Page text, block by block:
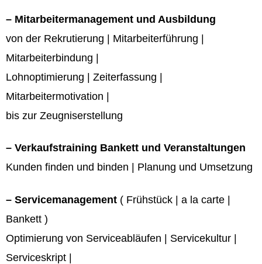
– Mitarbeitermanagement und Ausbildung
von der Rekrutierung | Mitarbeiterführung |
Mitarbeiterbindung |
Lohnoptimierung | Zeiterfassung |
Mitarbeitermotivation |
bis zur Zeugniserstellung
– Verkaufstraining Bankett und Veranstaltungen
Kunden finden und binden | Planung und Umsetzung
– Servicemanagement ( Frühstück | a la carte |
Bankett )
Optimierung von Serviceabläufen | Servicekultur |
Serviceskript |